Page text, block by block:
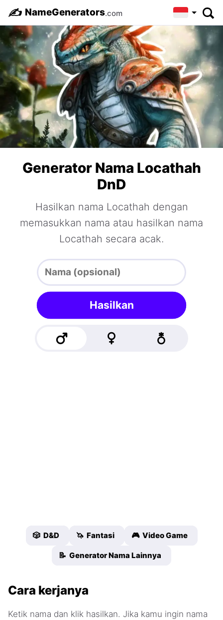
✍️ NameGenerators.com
Generator Nama Locathah
DnD
Hasilkan nama Locathah dengan
memasukkan nama atau hasilkan nama
Locathah secara acak.
Hasilkan
🎲 D&D 🦄 Fantasi 🎮 Video Game
📝 Generator Nama Lainnya
Cara kerjanya
Ketik nama dan klik hasilkan. Jika kamu ingin nama